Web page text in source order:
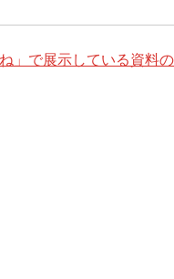
」で展示している資料